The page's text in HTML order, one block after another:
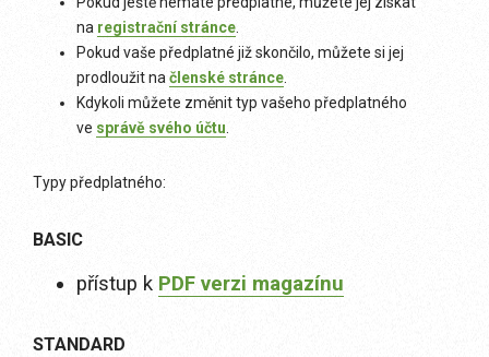
na registrační stránce.
Pokud vaše předplatné již skončilo, můžete si jej
prodloužit načlenské stránce.
Kdykoli můžete změnit typ vašeho předplatného
ve správě svého účtu.
Typy předplatného:
BASIC
přístup k PDF verzi magazínu
STANDARD